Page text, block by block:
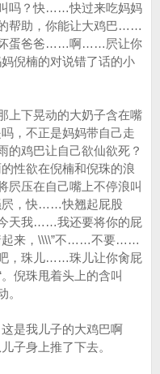
吗？快……快过来吃妈妈
帮助，你能让大鸡巴……
蛋爸爸……啊……屄让你
倪楠的对说错了话的小
下晃动的大奶子含在嘴
，不正是妈妈带自己走
的鸡巴让自己欲仙欲死？
性欲在倪楠和倪珠的浪
屄压在自己嘴上不停浪叫
屄，快……快翘起屁股
我……我还要将你的屁
起来，\\\\”不……不要……
，珠儿……珠儿让你肏屁
倪珠甩着头上的含叫
。
是我儿子的大鸡巴啊
子身上推了下去。